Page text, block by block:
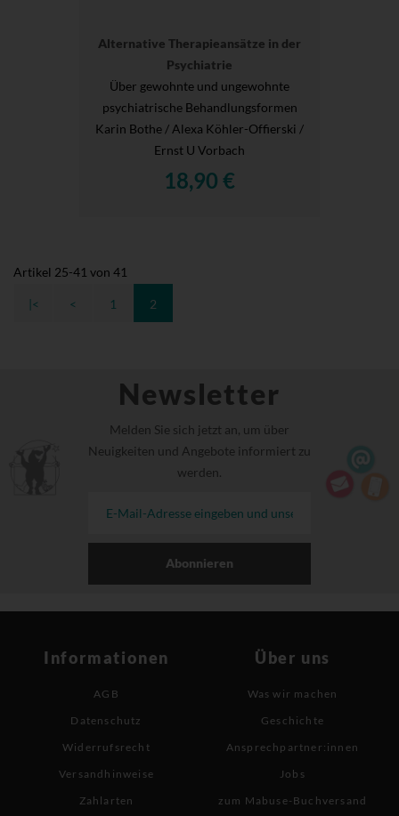
Alternative Therapieansätze in der
Psychiatrie
Über gewohnte und ungewohnte
psychiatrische Behandlungsformen
Karin Bothe / Alexa Köhler-Offierski /
Ernst U Vorbach
18,90 €
Artikel 25-41 von 41
|< < 1 2
Newsletter
Melden Sie sich jetzt an, um über
Neuigkeiten und Angebote informiert zu
werden.
Abonnieren
Informationen
AGB
Datenschutz
Widerrufsrecht
Versandhinweise
Zahlarten
Über uns
Was wir machen
Geschichte
Ansprechpartner:innen
Jobs
zum Mabuse-Buchversand